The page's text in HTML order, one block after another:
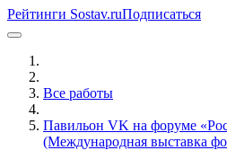
Рейтинги Sostav.ruПодписаться
Все работы
Павильон VK на форуме
(Международная выставка